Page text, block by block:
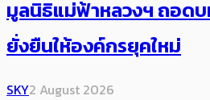
มูลนิธิแม่ฟ้าหลวงฯ ถอด
ยั่งยืนให้องค์กรยุคใหม่
SKY2 August 2026